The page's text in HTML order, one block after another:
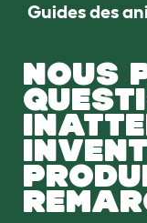
Guides des
NOUS